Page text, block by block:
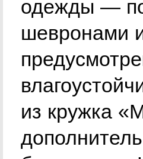
одежды —
шевронами
из кружка